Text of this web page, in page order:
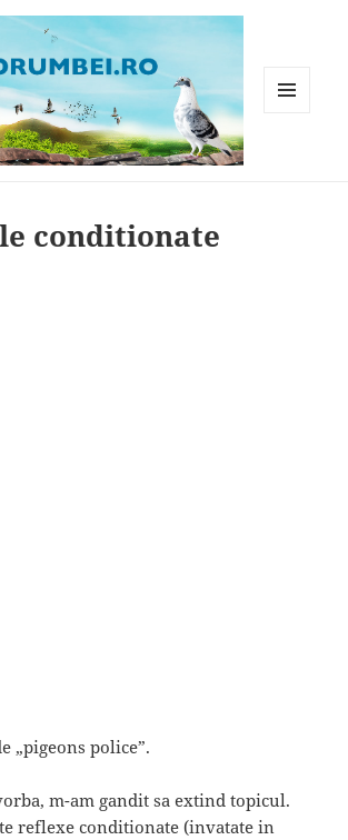
conditionate
„pigeons police”.
m-am gandit sa extind topicul.
reflexe conditionate (invatate in